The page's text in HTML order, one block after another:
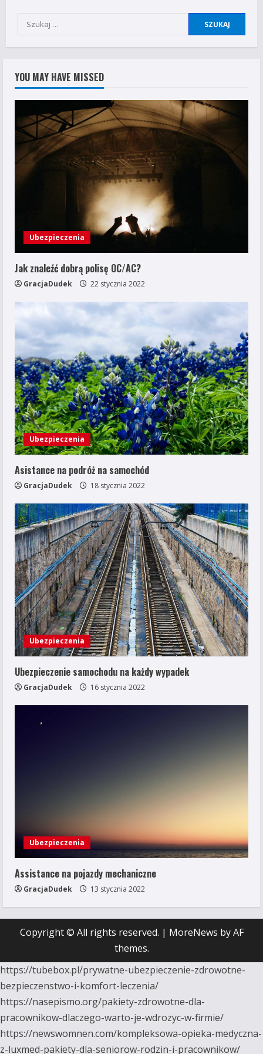
Szukaj:
YOU MAY HAVE MISSED
Ubezpieczenia
Jak znaleźć dobrą polisę OC/AC?
GracjaDudek 22 stycznia 2022
Ubezpieczenia
Asistance na podróż na samochód
GracjaDudek 18 stycznia 2022
Ubezpieczenia
Ubezpieczenie samochodu na każdy wypadek
GracjaDudek 16 stycznia 2022
Ubezpieczenia
Assistance na pojazdy mechaniczne
GracjaDudek 13 stycznia 2022
Copyright © All rights reserved. | MoreNews by AF
themes.
https://tubebox.pl/prywatne-ubezpieczenie-zdrowotne-
bezpieczenstwo-i-komfort-leczenia/
https://nasepismo.org/pakiety-zdrowotne-dla-
pracownikow-dlaczego-warto-je-wdrozyc-w-firmie/
https://newswomnen.com/kompleksowa-opieka-medyczna-
z-luxmed-pakiety-dla-seniorow-rodzin-i-pracownikow/